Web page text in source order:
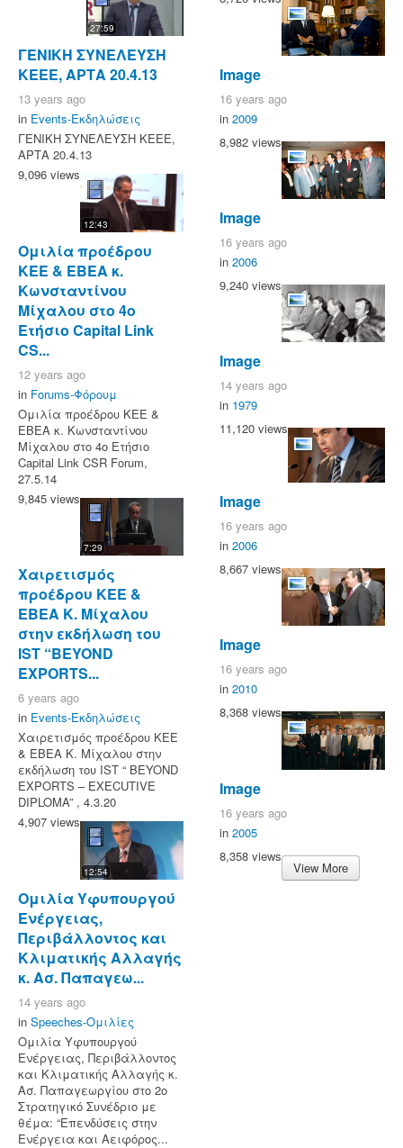
27:59
ΓΕΝΙΚΗ ΣΥΝΕΛΕΥΣΗ
ΚΕΕΕ, ΑΡΤΑ 20.4.13
13 years ago
in Events-Εκδηλώσεις
ΓΕΝΙΚΗ ΣΥΝΕΛΕΥΣΗ ΚΕΕΕ,
ΑΡΤΑ 20.4.13
9,096 views
12:43
Ομιλία προέδρου
ΚΕΕ & ΕΒΕΑ κ.
Κωνσταντίνου
Μίχαλου στο 4ο
Ετήσιο Capital Link
CS...
12 years ago
in Forums-Φόρουμ
Ομιλία προέδρου ΚΕΕ &
ΕΒΕΑ κ. Κωνσταντίνου
Μίχαλου στο 4ο Ετήσιο
Capital Link CSR Forum,
27.5.14
9,845 views
7:29
Χαιρετισμός
προέδρου ΚΕΕ &
ΕΒΕΑ Κ. Μίχαλου
στην εκδήλωση του
IST “BEYOND
EXPORTS...
6 years ago
in Events-Εκδηλώσεις
Χαιρετισμός προέδρου ΚΕΕ
& ΕΒΕΑ Κ. Μίχαλου στην
εκδήλωση του IST “ BEYOND
EXPORTS – EXECUTIVE
DIPLOMA” , 4.3.20
4,907 views
12:54
Ομιλία Υφυπουργού
Ενέργειας,
Περιβάλλοντος και
Κλιματικής Αλλαγής
κ. Ασ. Παπαγεω...
14 years ago
in Speeches-Ομιλίες
Ομιλία Υφυπουργού
Ενέργειας, Περιβάλλοντος
και Κλιματικής Αλλαγής κ.
Ασ. Παπαγεωργίου στο 2ο
Στρατηγικό Συνέδριο με
θέμα: “Επενδύσεις στην
Ενέργεια και Αειφόρος...
Image
16 years ago
in 2009
8,982 views
Image
16 years ago
in 2006
9,240 views
Image
14 years ago
in 1979
11,120 views
Image
16 years ago
in 2006
8,667 views
Image
16 years ago
in 2010
8,368 views
Image
16 years ago
in 2005
8,358 views
View More